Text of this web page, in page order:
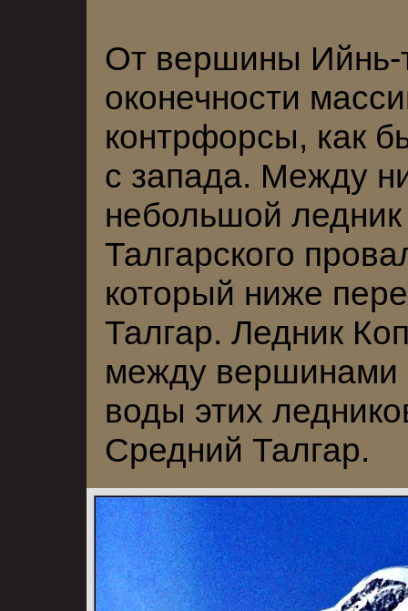
От вершины Ийнь-
оконечности
контрфорсы, как
с запада. Между
небольшой
Талгарского
который ниже
Талгар. Ледник
между вершинами
воды этих
Средний Талгар.